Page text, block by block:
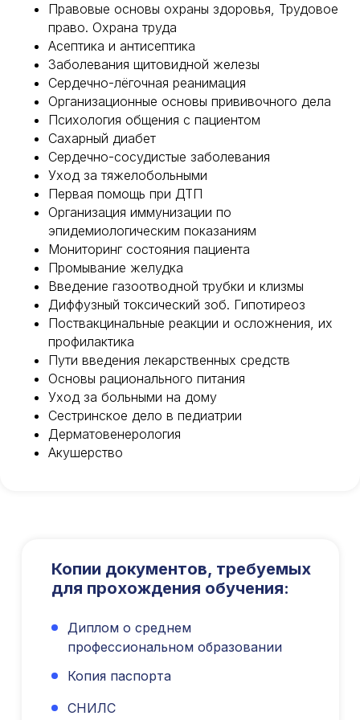
Правовые основы охраны здоровья, Трудовое
право. Охрана труда
Асептика и антисептика
Заболевания щитовидной железы
Сердечно-лёгочная реанимация
Организационные основы прививочного дела
Психология общения с пациентом
Сахарный диабет
Сердечно-сосудистые заболевания
Уход за тяжелобольными
Первая помощь при ДТП
Организация иммунизации по
эпидемиологическим показаниям
Мониторинг состояния пациента
Промывание желудка
Введение газоотводной трубки и клизмы
Диффузный токсический зоб. Гипотиреоз
Поствакцинальные реакции и осложнения, их
профилактика
Пути введения лекарственных средств
Основы рационального питания
Уход за больными на дому
Сестринское дело в педиатрии
Дерматовенерология
Акушерство
Копии документов, требуемых
для прохождения обучения:
Диплом о среднем
профессиональном образовании
Копия паспорта
СНИЛС
Международный центр медицинского
и фармацевтического образования
Соглашение о конфиденциальности
8 800 444 10 82
Юридический адрес: 107031, г.Москва, вн.тер.г.
Муниципальный Округ Мещанский, ул Кузнецкий
Мост, д. 19, стр.2
Оферта об образовательных услугах
Публичная оферта
info@kursmedik.ru